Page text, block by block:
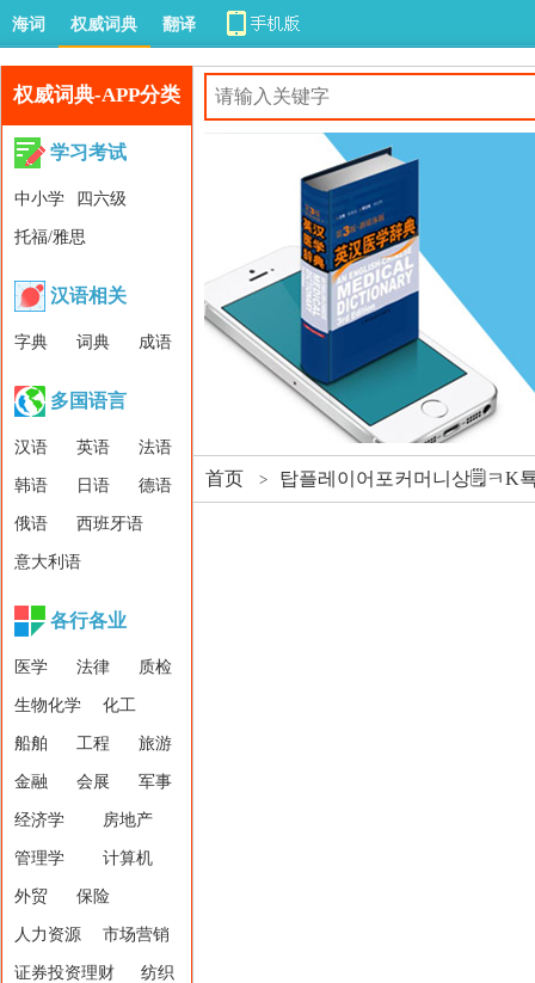
海词 权威词典 翻译
权威词典-APP分类
学习考试
中小学 四六级
托福/雅思
汉语相关
字典 词典 成语
多国语言
汉语 英语 法语
韩语 日语 德语
俄语 西班牙语
意大利语
各行各业
医学 法律 质检
生物化学 化工
船舶 工程 旅游
金融 会展 军事
经济学 房地产
管理学 计算机
外贸 保险
人力资源 市场营销
证券投资理财 纺织
首页 > 탑플레이어포커머니상🗒ㅋK